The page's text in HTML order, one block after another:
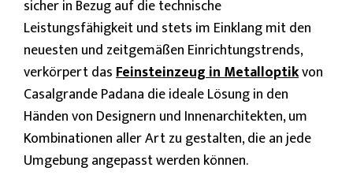
sicher in Bezug auf die technische
Leistungsfähigkeit und stets im Einklang mit den
neuesten und zeitgemäßen Einrichtungstrends,
verkörpert dasFeinsteinzeug in Metalloptikvon
Casalgrande Padana die ideale Lösung in den
Händen von Designern und Innenarchitekten, um
Kombinationen aller Art zu gestalten, die an jede
Umgebung angepasst werden können.